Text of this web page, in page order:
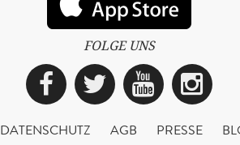
FOLGE UNS
Facebook
Twitter
DATENSCHUTZ AGB PRESSE